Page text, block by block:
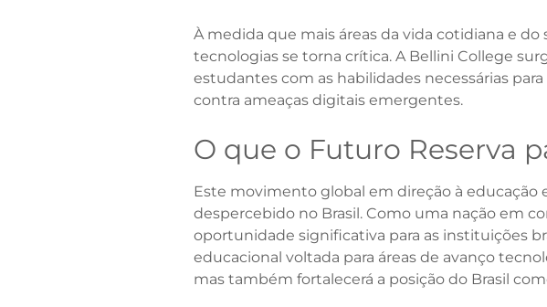
À medida que mais áreas da vida cotidiana e
tecnologias se torna crítica. A Bellini College
estudantes com as habilidades necessárias
contra ameaças digitais emergentes.
O que o Futuro Reserva
Este movimento global em direção à educação
despercebido no Brasil. Como uma nação em
oportunidade significativa para as instituições
educacional voltada para áreas de avanço
mas também fortalecerá a posição do Brasil